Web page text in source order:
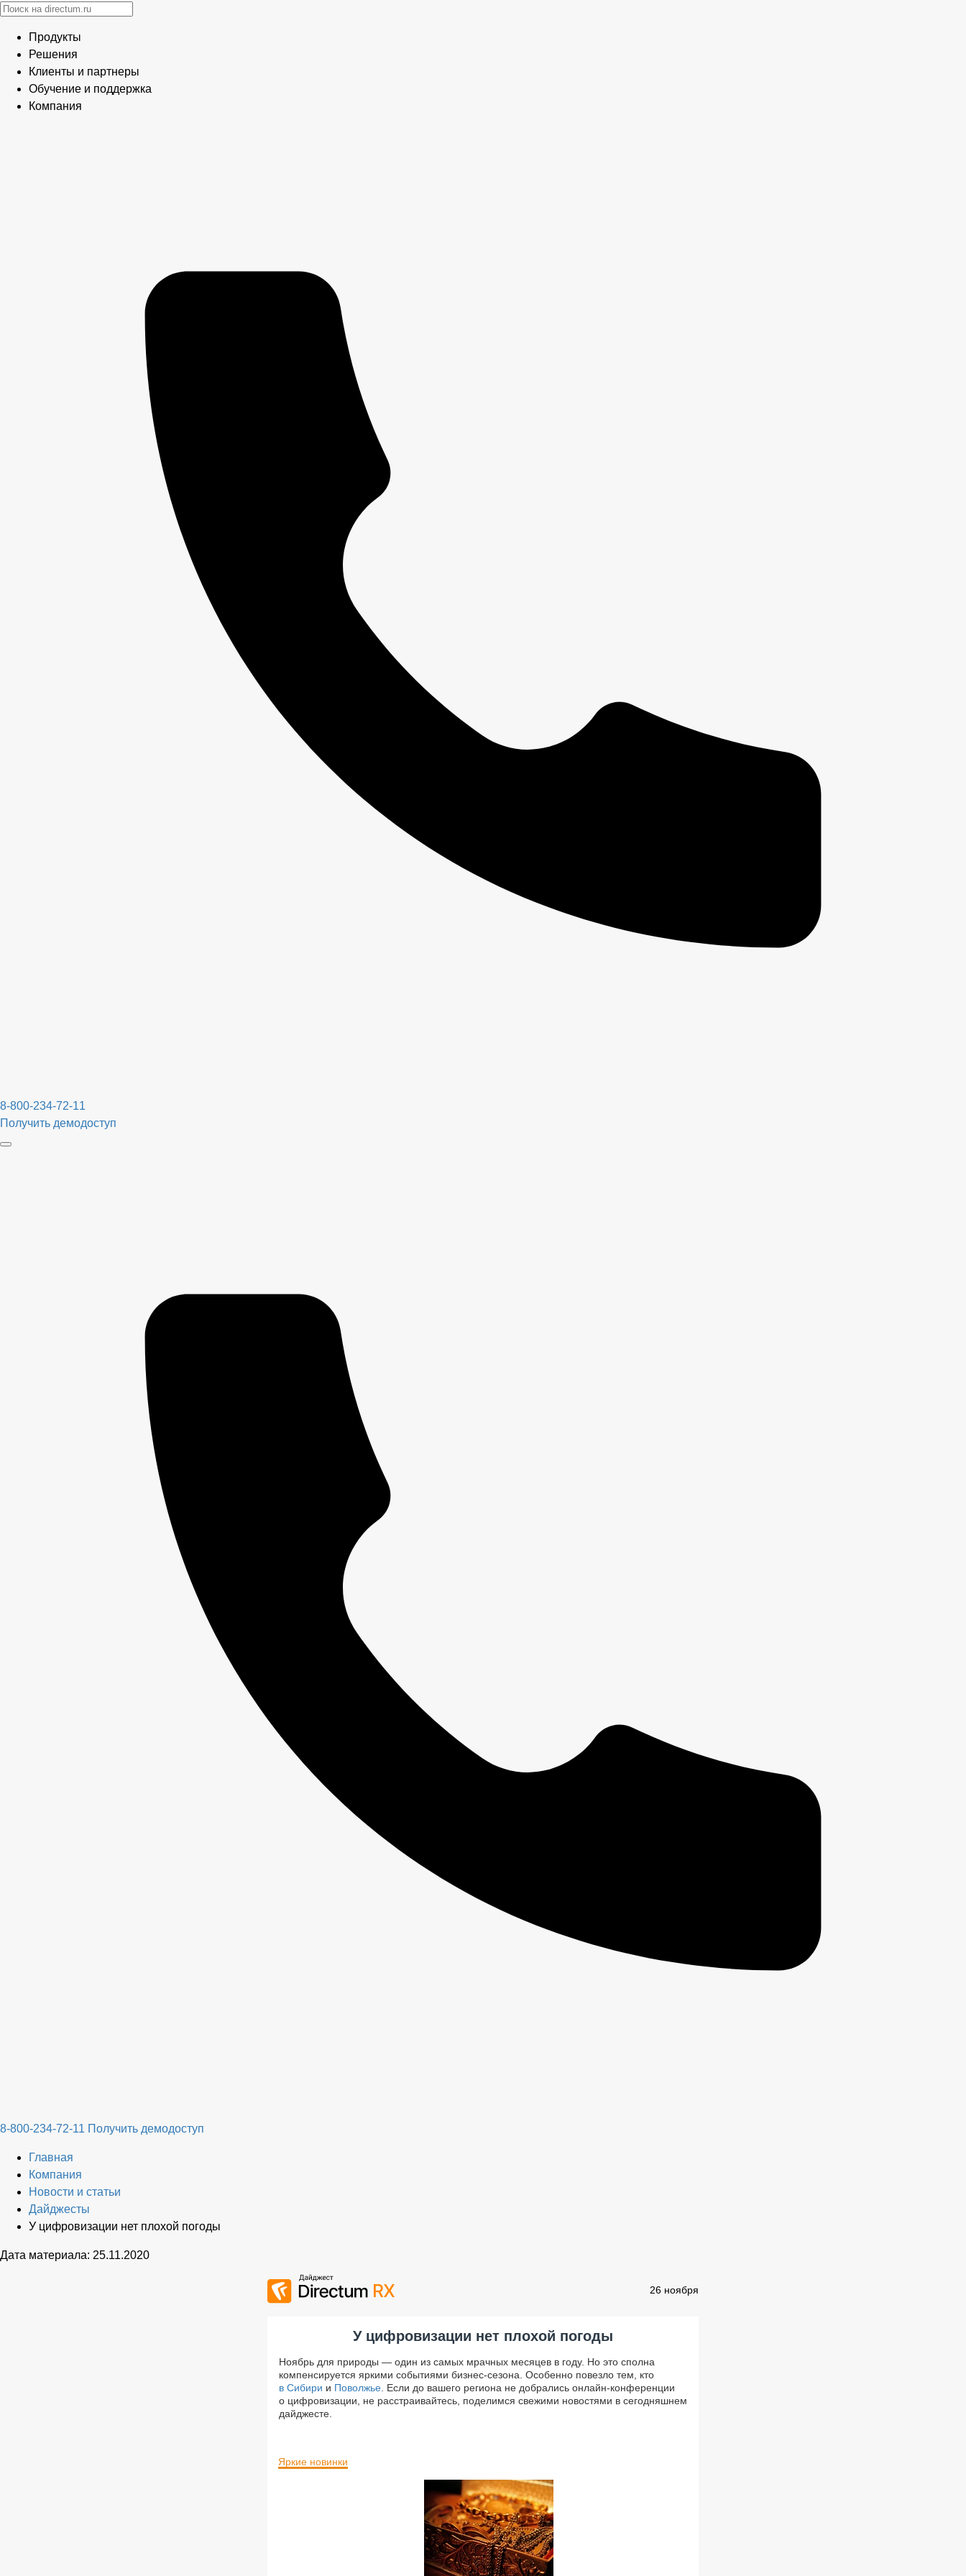
Продукты
Решения
Клиенты и партнеры
Обучение и поддержка
Компания
8-800-234-72-11
Получить демодоступ
8-800-234-72-11 Получить демодоступ
Главная
Компания
Новости и статьи
Дайджесты
У цифровизации нет плохой погоды
Дата материала: 25.11.2020
26 ноября
У цифровизации нет плохой погоды
Ноябрь для природы — один из самых мрачных месяцев в году. Но это сполна
компенсируется яркими событиями бизнес-сезона. Особенно повезло тем, кто
в Сибири и Поволжье . Если до вашего региона не добрались онлайн-конференции
о цифровизации, не расстраивайтесь, поделимся свежими новостями в сегодняшнем
дайджесте.
Яркие новинки